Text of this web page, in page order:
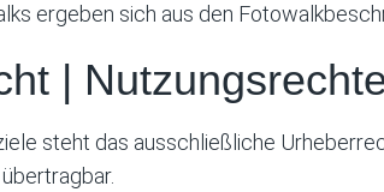
ergeben sich aus den
|
steht das ausschließliche